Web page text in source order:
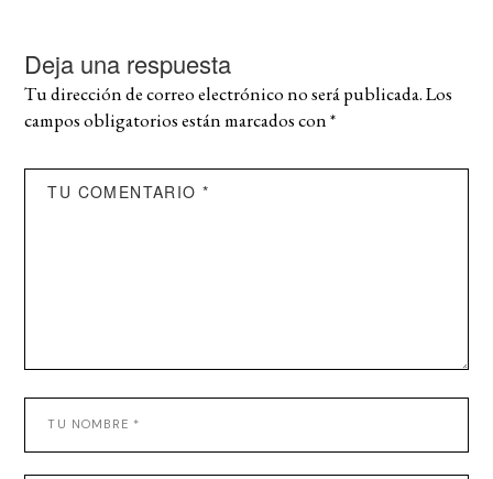
Deja una respuesta
Tu dirección de correo electrónico no será publicada. Los
campos obligatorios están marcados con*